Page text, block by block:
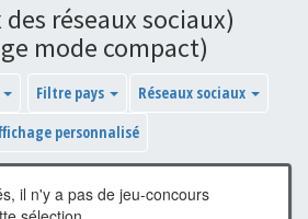
réseaux sociaux)
mode compact)
Filtre pays
Réseaux sociaux
personnalisé
il n'y a pas de jeu-concours